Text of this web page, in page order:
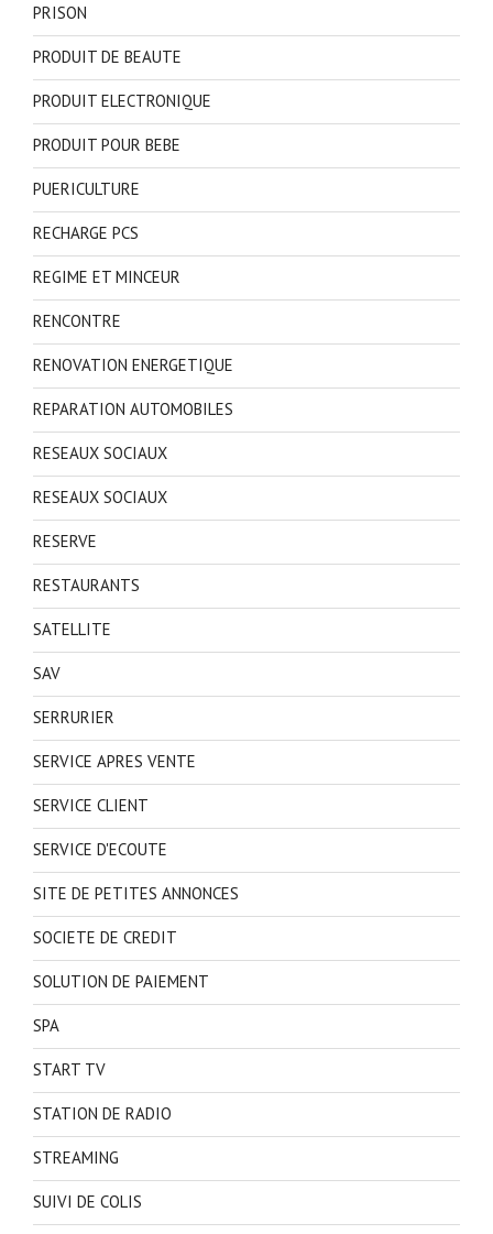
PRISON
PRODUIT DE BEAUTE
PRODUIT ELECTRONIQUE
PRODUIT POUR BEBE
PUERICULTURE
RECHARGE PCS
REGIME ET MINCEUR
RENCONTRE
RENOVATION ENERGETIQUE
REPARATION AUTOMOBILES
RESEAUX SOCIAUX
RESEAUX SOCIAUX
RESERVE
RESTAURANTS
SATELLITE
SAV
SERRURIER
SERVICE APRES VENTE
SERVICE CLIENT
SERVICE D'ECOUTE
SITE DE PETITES ANNONCES
SOCIETE DE CREDIT
SOLUTION DE PAIEMENT
SPA
START TV
STATION DE RADIO
STREAMING
SUIVI DE COLIS